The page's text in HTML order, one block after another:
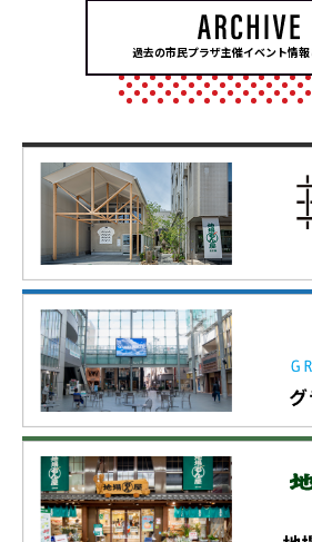
過去の市民プラザ主催イベント情